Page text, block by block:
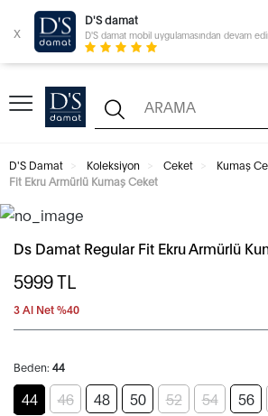
x
D'S damat
D'S damat mobil uygulamasından devam
D'S Damat Koleksiyon Ceket Kumaş
Fit Ekru Armürlü Kumaş Ceket
Ds Damat Regular Fit Ekru Armürlü
5999TL
3 Al Net %40
Beden: 44
44 46 48 50 52 54 56